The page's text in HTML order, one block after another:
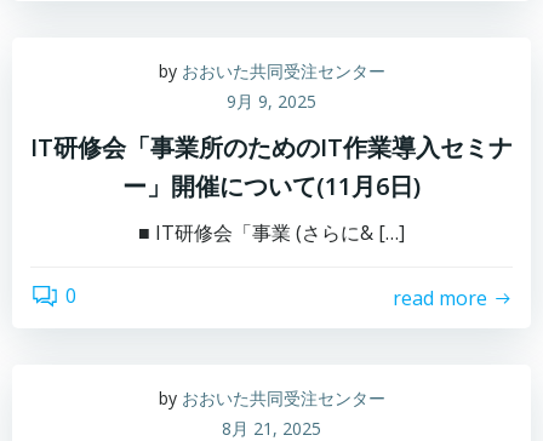
by おおいた共同受注センター
9月 9, 2025
IT研修会「事業所のためのIT作業導入セミナ
ー」開催について(11月6日)
■ IT研修会「事業 (さらに& […]
0 read more
by おおいた共同受注センター
8月 21, 2025